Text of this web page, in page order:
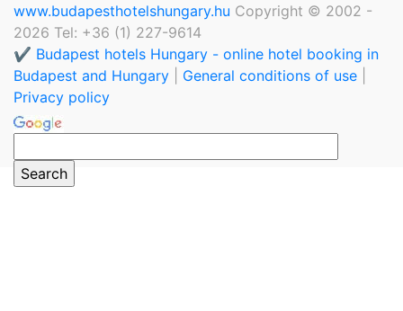
www.budapesthotelshungary.hu Copyright © 2002 -
2026 Tel: +36 (1) 227-9614
✔️ Budapest hotels Hungary - online hotel booking in
Budapest and Hungary
General conditions of use
Privacy policy